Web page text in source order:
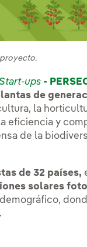
ups -
de
la
eficiencia y
de la
de 32 países,
solares